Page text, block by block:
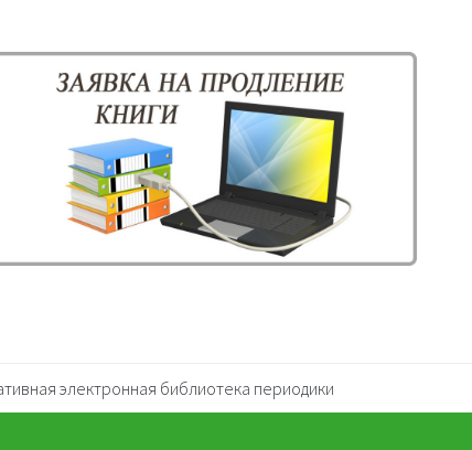
электронная библиотека периодики